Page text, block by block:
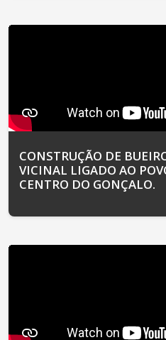
CONSTRUÇÃO DE
VICINAL LIGADO AO
CENTRO DO GONÇALO.